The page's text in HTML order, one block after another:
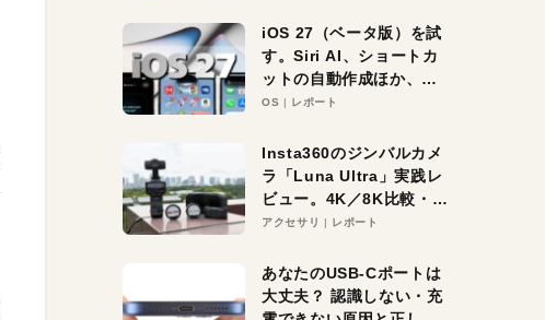
iOS 27（ベータ版）を試
す。Siri AI、ショートカ
ットの自動作成ほか、期
待大の便利機能5選。
る未来はすぐそこ！
OS レポート
Insta360のジンバルカメ
ラ「Luna Ultra」実践レ
ビュー。4K／8K比較・ズ
ーム・夜間撮影をチェッ
アクセサリ レポート
あなたのUSB-Cポートは
大丈夫？ 認識しない・充